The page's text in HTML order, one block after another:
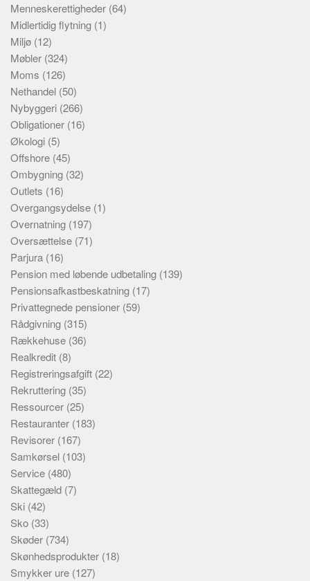
Menneskerettigheder (64)
Midlertidig flytning (1)
Miljø (12)
Møbler (324)
Moms (126)
Nethandel (50)
Nybyggeri (266)
Obligationer (16)
Økologi (5)
Offshore (45)
Ombygning (32)
Outlets (16)
Overgangsydelse (1)
Overnatning (197)
Oversættelse (71)
Parjura (16)
Pension med løbende udbetaling (139)
Pensionsafkastbeskatning (17)
Privattegnede pensioner (59)
Rådgivning (315)
Rækkehuse (36)
Realkredit (8)
Registreringsafgift (22)
Rekruttering (35)
Ressourcer (25)
Restauranter (183)
Revisorer (167)
Samkørsel (103)
Service (480)
Skattegæld (7)
Ski (42)
Sko (33)
Skøder (734)
Skønhedsprodukter (18)
Smykker ure (127)